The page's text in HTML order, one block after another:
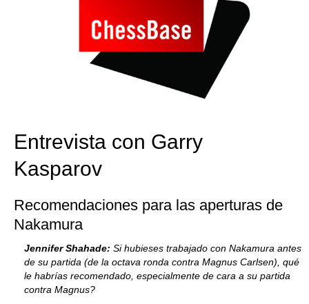
Entrevista con Garry
Kasparov
Recomendaciones para las aperturas de
Nakamura
Jennifer Shahade: Si hubieses trabajado con Nakamura antes
de su partida (de la octava ronda contra Magnus Carlsen), qué
le habrías recomendado, especialmente de cara a su partida
contra Magnus?